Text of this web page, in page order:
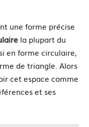
une forme précise
la plupart du
en forme circulaire,
de triangle. Alors
cet espace comme
et ses